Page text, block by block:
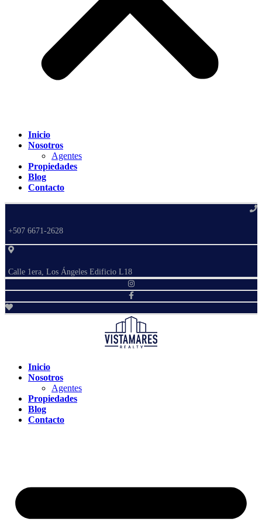
Inicio
Nosotros
Agentes
Propiedades
Blog
Contacto
+507 6671-2628
Calle 1era, Los Ángeles Edificio L18
Inicio
Nosotros
Agentes
Propiedades
Blog
Contacto